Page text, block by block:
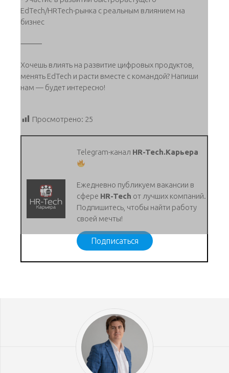
EdTech/HRTech-рынка с реальным влиянием на
бизнес
⸻
Хочешь влиять на развитие цифровых продуктов,
менять EdTech и расти вместе с командой? Напиши
нам — будет интересно!
Просмотрено: 25
Telegram-канал HR-Tech.Карьера
Ежедневно публикуем вакансии в
сфере HR-Tech от лучших компаний.
Подпишитесь, чтобы найти работу
своей мечты!
Подписаться